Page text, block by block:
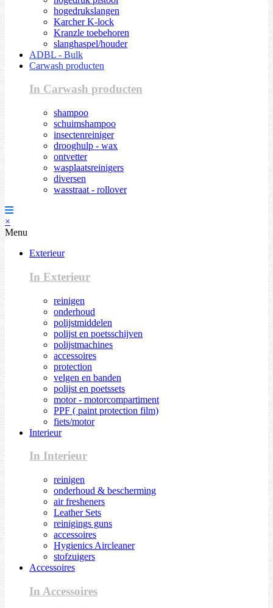
hogedrukslangen
Karcher K-lock
Kranzle toebehoren
slanghaspel/houder
ADBL - Bulk
Carwash producten
In Carwash producten
shampoo
schuimshampoo
insectenreiniger
drooghulp - wax
ontvetter
wasplaatsreinigers
diversen
wasstraat - rollover
×
Menu
Exterieur
In Exterieur
reinigen
onderhoud
polijstmiddelen
polijst en poetsschijven
polijstmachines
accessoires
protection
velgen en banden
polijst en poetssets
motor - motorcompartiment
PPF ( paint protection film)
fiets/motor
Interieur
In Interieur
reinigen
onderhoud & bescherming
air fresheners
Leather Sets
reinigings guns
accessoires
Hygienics Aircleaner
stofzuigers
Accessoires
In Accessoires